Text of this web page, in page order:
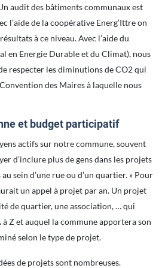
audit des bâtiments communaux est
l’aide de la coopérative Energ’Ittre on
à ce niveau. Avec l’aide du
en Energie Durable et du Climat), nous
respecter les diminutions de CO2 qui
des Maires à laquelle nous
et budget participatif
actifs sur notre commune, souvent
d’inclure plus de gens dans les projets
sein d’une rue ou d’un quartier. » Pour
un appel à projet par an. Un projet
de quartier, une association, … qui
Z et auquel la commune apportera son
selon le type de projet.
de projets sont nombreuses.